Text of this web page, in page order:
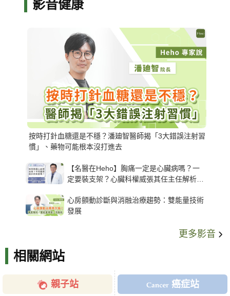
影音健康
按時打針血糖還是不穩？潘廸智醫師揭「3大錯誤注射習
慣」、藥物可能根本沒打進去
【名醫在Heho】胸痛一定是心臟病嗎？一
定要裝支架？心臟科權威張其任主任解析支
心房顫動診斷與消融治療趨勢：雙能量技術
發展
更多影音
相關網站
親子站 癌症站